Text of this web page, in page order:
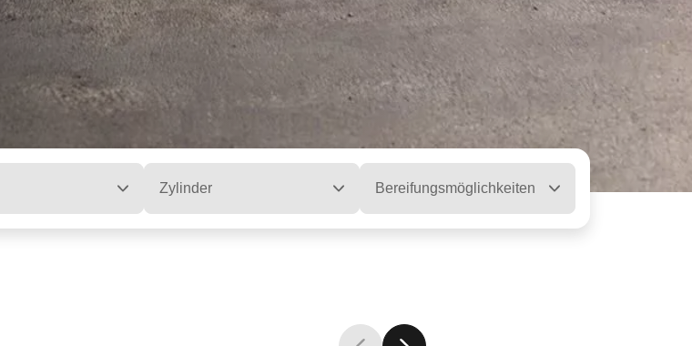
Zylinder Bereifungsmöglichkeiten